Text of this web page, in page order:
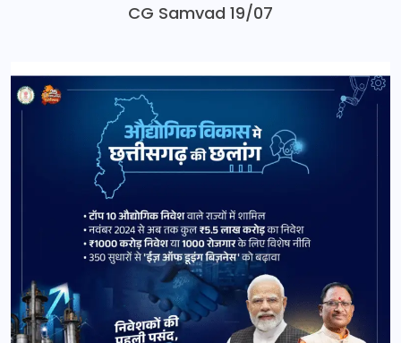
CG Samvad 19/07